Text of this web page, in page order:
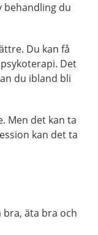
behandling du
Du kan få
Det
du ibland bli
Men det kan ta
kan det ta
bra, äta bra och